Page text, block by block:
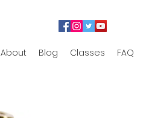
About Blog Classes FAQ